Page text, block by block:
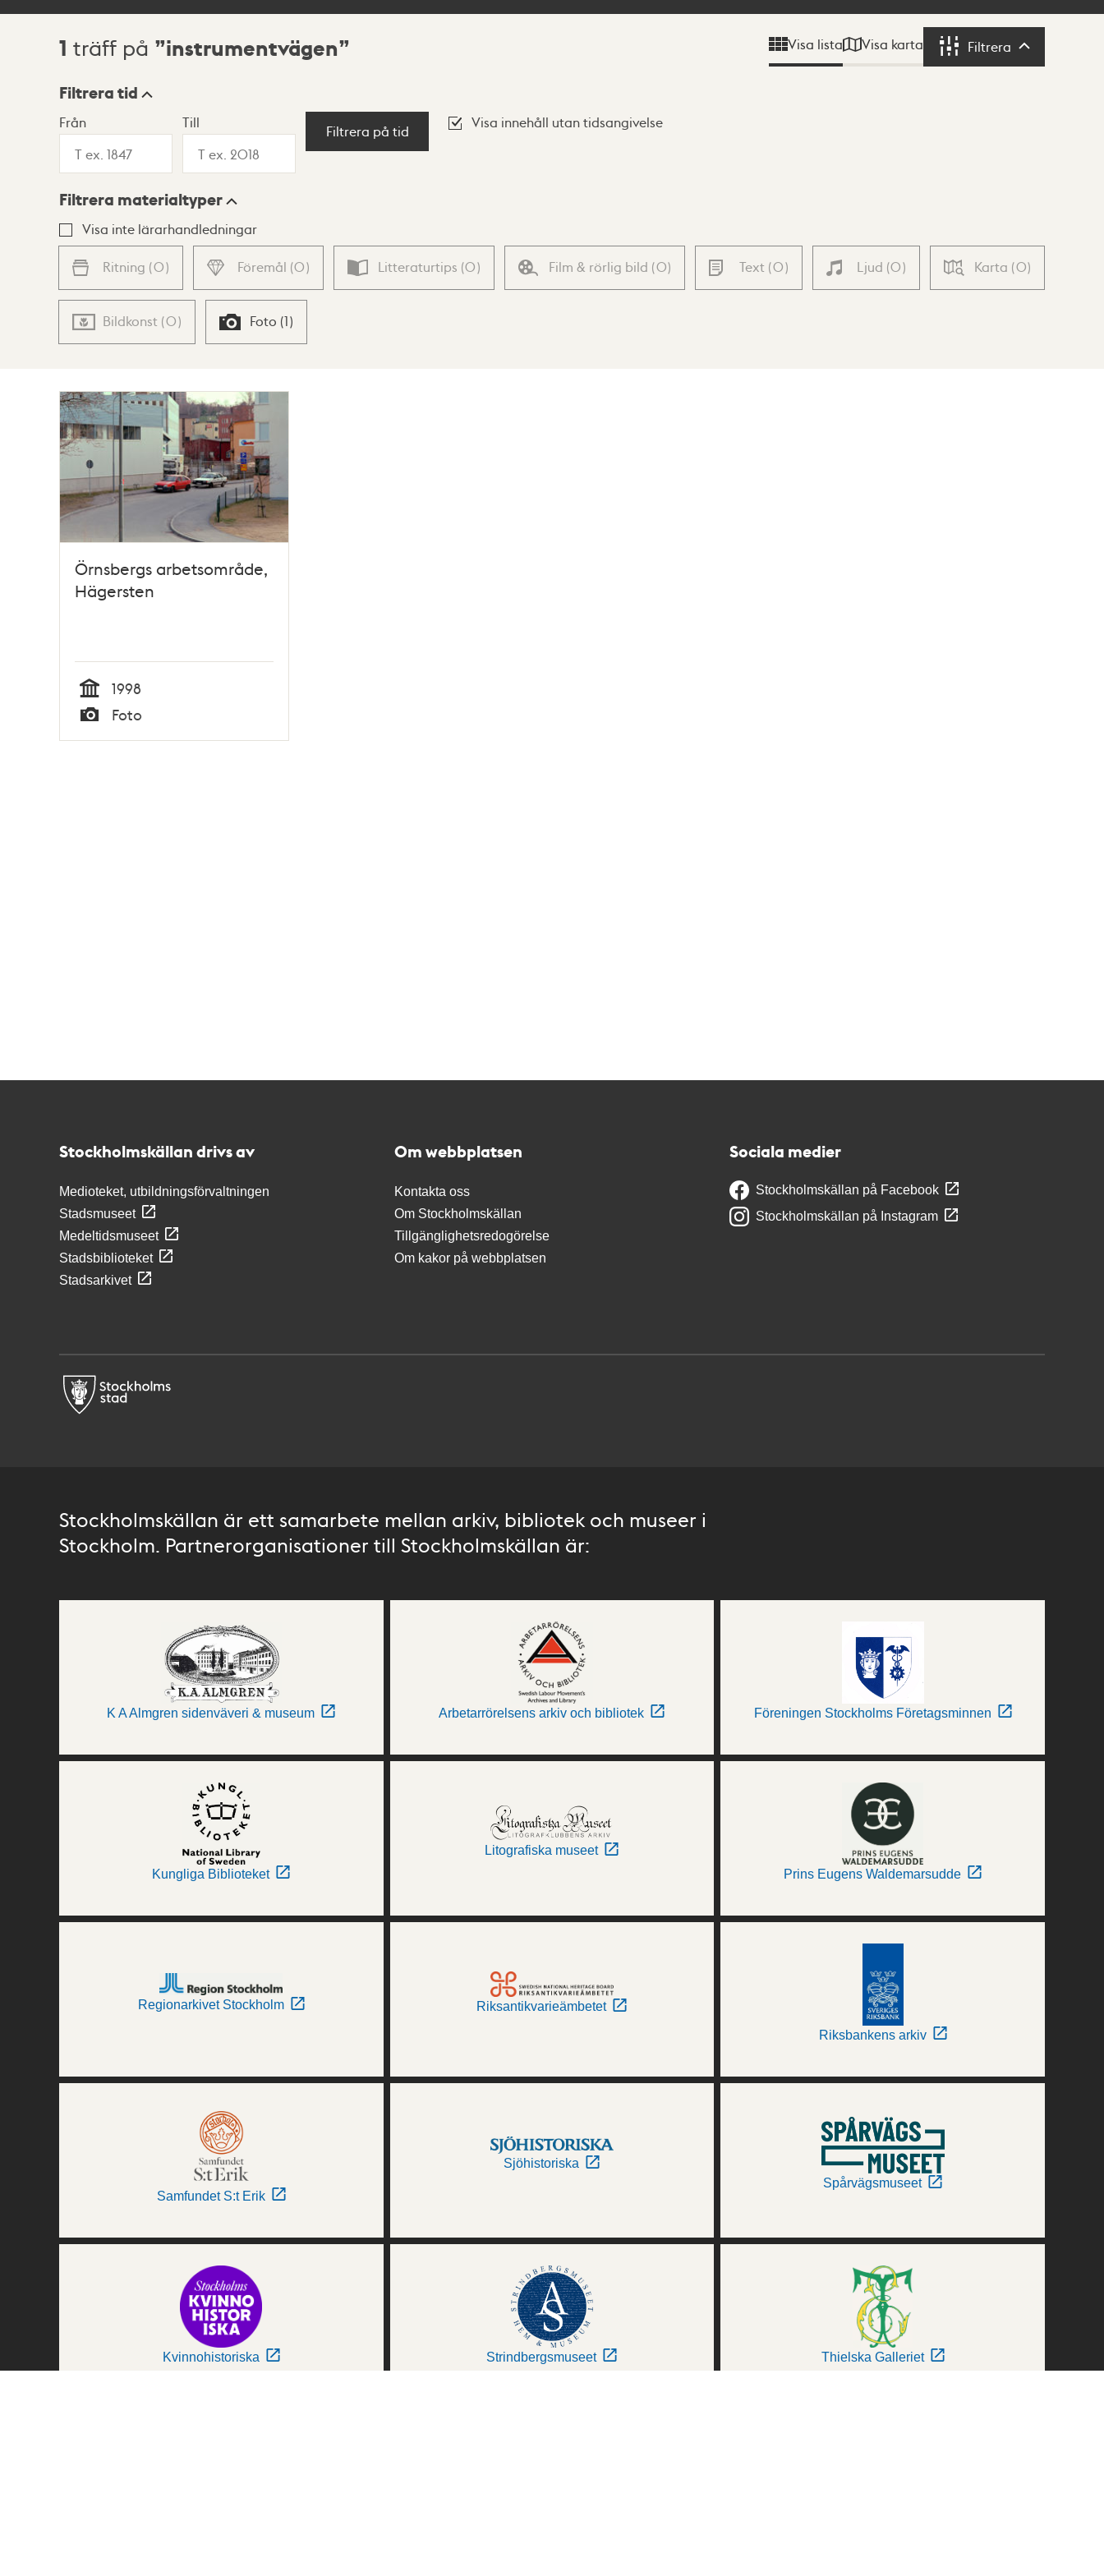
Sökresultat
1 träff på instrumentvägen Visa lista Visa karta Filtrera Filtrera
Visningsläge
Lista Karta
Filtrera tid
Från Till
Filtrera på tid
Visa innehåll utan tidsangivelse
Filtrera materialtyper
Visa inte lärarhandledningar
Ritning (0) Föremål (0) Litteraturtips (0) Film & rörlig bild (0) Text (0) Ljud (0) Karta (0)
Bildkonst (0) Foto (1)
Örnsbergs arbetsområde,
Hägersten
Tid
1998
Typ
Foto
Stockholmskällan drivs av
Medioteket, utbildningsförvaltningen
Stadsmuseet
Medeltidsmuseet
Stadsbiblioteket
Stadsarkivet
Om webbplatsen
Kontakta oss
Om Stockholmskällan
Tillgänglighetsredogörelse
Om kakor på webbplatsen
Sociala medier
Stockholmskällan på Facebook
Stockholmskällan på Instagram
Stockholmskällan är ett samarbete mellan arkiv, bibliotek och museer i
Stockholm. Partnerorganisationer till Stockholmskällan är:
K A Almgren sidenväveri & museum Arbetarrörelsens arkiv och bibliotek Föreningen Stockholms Företagsminnen
Kungliga Biblioteket
Litografiska museet
Prins Eugens Waldemarsudde
Regionarkivet Stockholm Riksantikvarieämbetet
Riksbankens arkiv
Samfundet S:t Erik
Sjöhistoriska
Spårvägsmuseet
Kvinnohistoriska Strindbergsmuseet Thielska Galleriet